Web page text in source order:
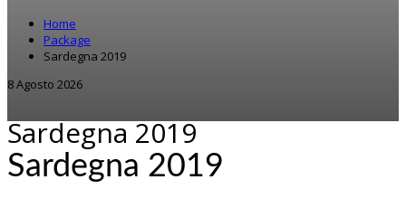
Home
Package
Sardegna 2019
8 Agosto 2026
Sardegna 2019
Sardegna 2019